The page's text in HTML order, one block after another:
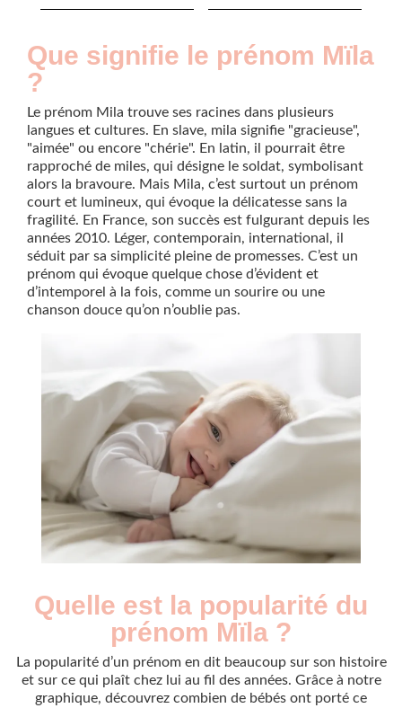
Que signifie le prénom Mïla
?
Le prénom Mila trouve ses racines dans plusieurs
langues et cultures. En slave, mila signifie "gracieuse",
"aimée" ou encore "chérie". En latin, il pourrait être
rapproché de miles, qui désigne le soldat, symbolisant
alors la bravoure. Mais Mila, c’est surtout un prénom
court et lumineux, qui évoque la délicatesse sans la
fragilité. En France, son succès est fulgurant depuis les
années 2010. Léger, contemporain, international, il
séduit par sa simplicité pleine de promesses. C’est un
prénom qui évoque quelque chose d’évident et
d’intemporel à la fois, comme un sourire ou une
chanson douce qu’on n’oublie pas.
Quelle est la popularité du
prénom Mïla ?
La popularité d’un prénom en dit beaucoup sur son histoire
et sur ce qui plaît chez lui au fil des années. Grâce à notre
graphique, découvrez combien de bébés ont porté ce
Année
Nouveaux-
nés
2016
5
2017
5
2019
5